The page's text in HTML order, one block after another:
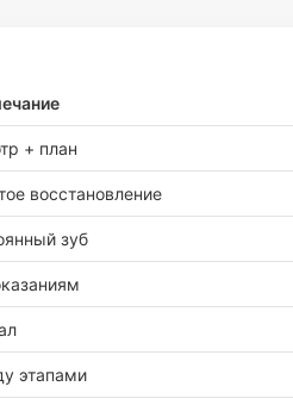
+ план
восстановление
зуб
этапами